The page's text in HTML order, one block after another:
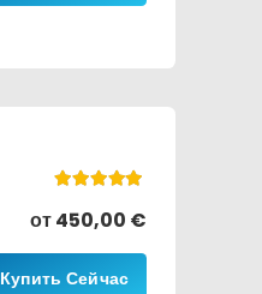
от450,00 €
Купить Сейчас